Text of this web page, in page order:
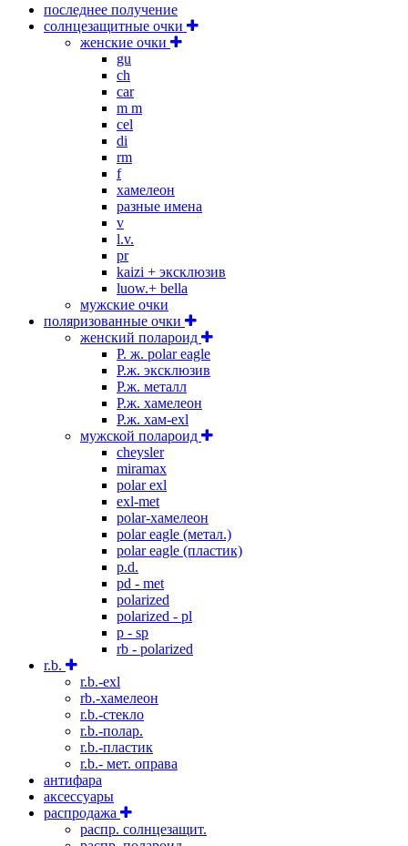
последнее получение
солнцезащитные очки
женские очки
gu
ch
car
m m
cel
di
rm
f
хамелеон
разные имена
v
l.v.
pr
kaizi + эксклюзив
luow.+ bella
мужские очки
поляризованные очки
женский полароид
P. ж. polar eagle
P.ж. эксклюзив
Р.ж. металл
P.ж. хамелеон
Р.ж. хам-exl
мужской полароид
cheysler
miramax
polar exl
exl-met
polar-хамелеон
polar eagle (метал.)
polar eagle (пластик)
p.d.
pd - met
polarized
polarized - pl
p - sp
rb - polarized
r.b.
r.b.-exl
rb.-хамелеон
r.b.-стекло
r.b.-полар.
r.b.-пластик
r.b.- мет. оправа
антифара
аксессуары
распродажа
распр. солнцезащит.